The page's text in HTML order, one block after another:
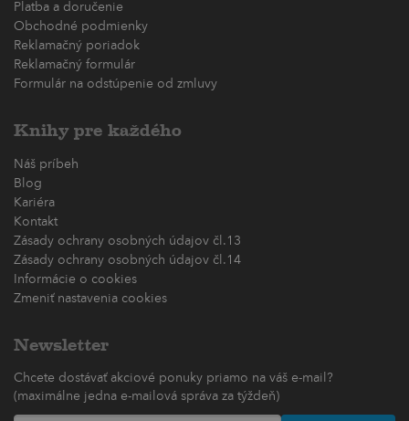
Platba a doručenie
Obchodné podmienky
Reklamačný poriadok
Reklamačný formulár
Formulár na odstúpenie od zmluvy
Knihy pre každého
Náš príbeh
Blog
Kariéra
Kontakt
Zásady ochrany osobných údajov čl.13
Zásady ochrany osobných údajov čl.14
Informácie o cookies
Zmeniť nastavenia cookies
Newsletter
Chcete dostávať akciové ponuky priamo na váš e-mail?
(maximálne jedna e-mailová správa za týždeň)